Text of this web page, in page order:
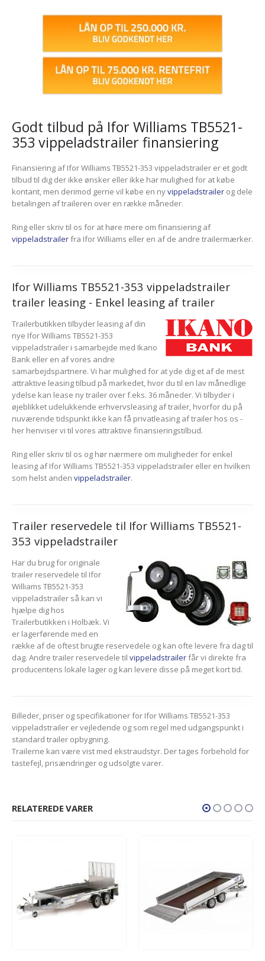
Godt tilbud på Ifor Williams TB5521-
353 vippeladstrailer finansiering
Finansiering af Ifor Williams TB5521-353 vippeladstrailer er et godt
tilbud til dig der ikke ønsker eller ikke har mulighed for at købe
kontant, men derimod gerne vil købe en nyvippeladstrailer og dele
betalingen af traileren over en række måneder.
Ring eller skriv til os for at høre mere om finansiering af
vippeladstrailerfra Ifor Williams eller en af de andre trailermærker.
Ifor Williams TB5521-353 vippeladstrailer
trailer leasing - Enkel leasing af trailer
Trailerbutikken tilbyder leasing af din
nye Ifor Williams TB5521-353
vippeladstrailer i samarbejde med Ikano
Bank eller en af vores andre
samarbejdspartnere. Vi har mulighed for at yde dig et af de mest
attraktive leasing tilbud på markedet, hvor du til en lav månedlige
ydelse kan lease ny trailer over f.eks. 36 måneder. Vi tilbyder i
øjeblikket udelukkende erhvervsleasing af trailer, hvorfor du på
nuværende tidspunkt ikke kan få privatleasing af trailer hos os -
her henviser vi til vores attraktive finansieringstilbud.
Ring eller skriv til os og hør nærmere om muligheder for enkel
leasing af Ifor Williams TB5521-353 vippeladstrailer eller en hvilken
som helst anden vippeladstrailer.
Trailer reservedele til Ifor Williams TB5521-
353 vippeladstrailer
Har du brug for originale
trailer reservedele til Ifor
Williams TB5521-353
vippeladstrailer så kan vi
hjælpe dig hos
Trailerbutikken i Holbæk. Vi
er lagerførende med en
række af de oftest brugte reservedele og kan ofte levere fra dag til
dag. Andre trailer reservedele til vippeladstrailerfår vi direkte fra
producentens lokale lager og kan levere disse på meget kort tid.
Billeder, priser og specifikationer for Ifor Williams TB5521-353
vippeladstrailer er vejledende og som regel med udgangspunkt i
standard trailer opbygning.
Trailerne kan være vist med ekstraudstyr. Der tages forbehold for
tastefejl, prisændringer og udsolgte varer.
RELATEREDE VARER